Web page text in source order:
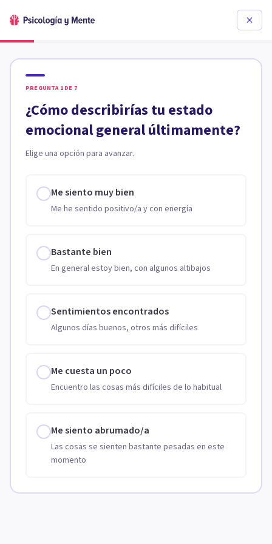
PREGUNTA 1 DE 7
¿Cómo describirías tu estado
emocional general últimamente?
Elige una opción para avanzar.
Me siento muy bien
Me he sentido positivo/a y con energía
Bastante bien
En general estoy bien, con algunos altibajos
Sentimientos encontrados
Algunos días buenos, otros más difíciles
Me cuesta un poco
Encuentro las cosas más difíciles de lo habitual
Me siento abrumado/a
Las cosas se sienten bastante pesadas en este
momento